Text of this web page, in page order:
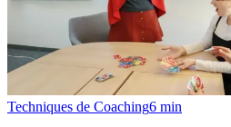
Techniques de Coaching6 min